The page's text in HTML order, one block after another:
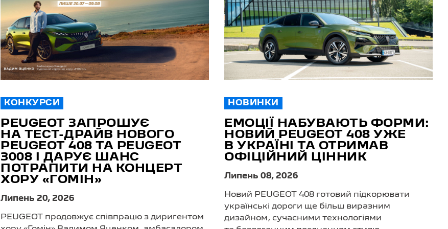
КОНКУРСИ
PEUGEOT ЗАПРОШУЄ
НА ТЕСТ-ДРАЙВ НОВОГО
PEUGEOT 408 ТА PEUGEOT
3008 І ДАРУЄ ШАНС
ПОТРАПИТИ НА КОНЦЕРТ
ХОРУ «ГОМІН»
Липень 20, 2026
PEUGEOT продовжує співпрацю з диригентом
НОВИНКИ
ЕМОЦІЇ НАБУВАЮТЬ ФОРМИ:
НОВИЙ PEUGEOT 408 УЖЕ
В УКРАЇНІ ТА ОТРИМАВ
ОФІЦІЙНИЙ ЦІННИК
Липень 08, 2026
Новий PEUGEOT 408 готовий підкорювати
українські дороги ще більш виразним
дизайном, сучасними технологіями